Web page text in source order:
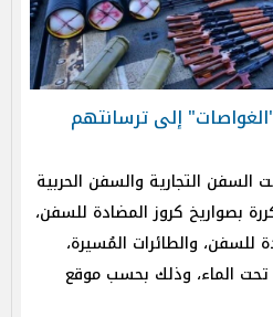
إلى ترسانتهم
السفن التجارية والسفن الحربية
بصواريخ كروز المضادة للسفن،
للسفن، والطائرات المُسيرة،
الماء، وذلك بحسب موقع